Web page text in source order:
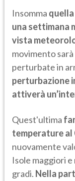
Insomma
una settimana
vista
movimento
perturbate in
perturbazione
attiverà
Quest'ultima
temperature al
nuovamente
Isole maggiori
gradi. Nella